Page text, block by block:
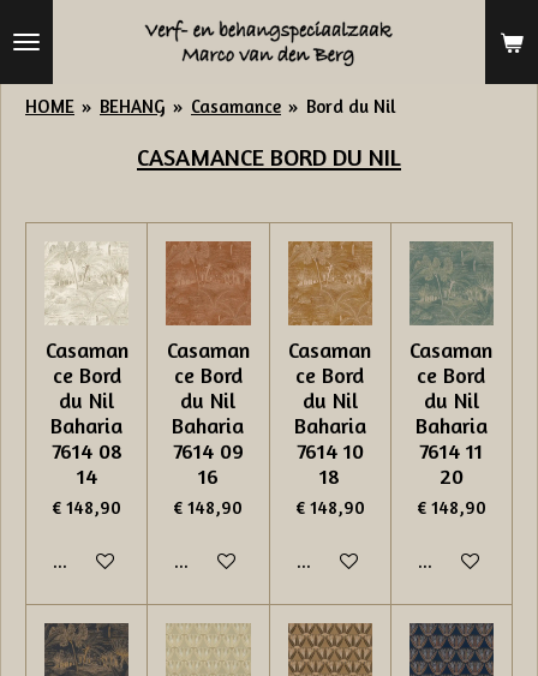
HOME » BEHANG » Casamance » Bord du Nil
CASAMANCE BORD DU NIL
Casaman
ce Bord
du Nil
Baharia
7614 08
14
€ 148,90
In winkelwagen
Casaman
ce Bord
du Nil
Baharia
7614 09
16
€ 148,90
In winkelwagen
Casaman
ce Bord
du Nil
Baharia
7614 10
18
€ 148,90
In winkelwagen
Casaman
ce Bord
du Nil
Baharia
7614 11
20
€ 148,90
In